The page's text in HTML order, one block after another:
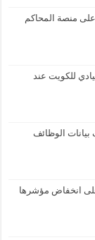
على منصة المحاكم
للكويت عند
ضعف بيانات الوظائف
على انخفاض مؤشرها